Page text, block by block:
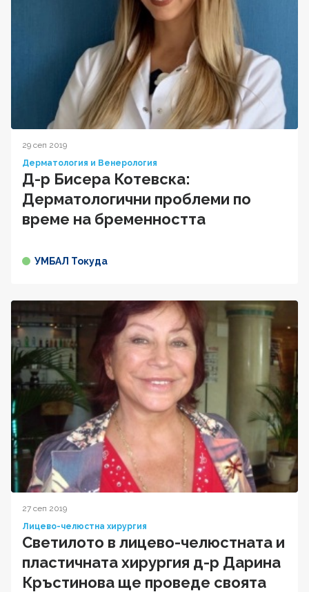
29 сеп 2019
Дерматология и Венерология
Д-р Бисера Котевска:
Дерматологични проблеми по
време на бременността
УМБАЛ Токуда
27 сеп 2019
Лицево-челюстна хирургия
Светилото в лицево-челюстната и
пластичната хирургия д-р Дарина
Кръстинова ще проведе своята